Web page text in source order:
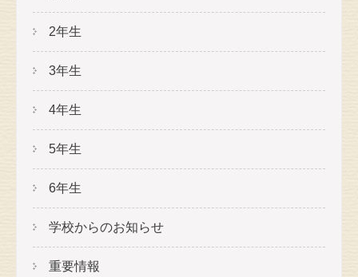
2年生
3年生
4年生
5年生
6年生
学校からのお知らせ
重要情報